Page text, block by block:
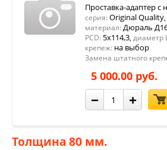
Проставка-адаптер
серия: Original Quality,
материал: Дюраль
PCD: 5x114,3, диаметр
крепеж: на выбор
Замена штатного
5 000.00 руб.
− +
Толщина 80 мм.